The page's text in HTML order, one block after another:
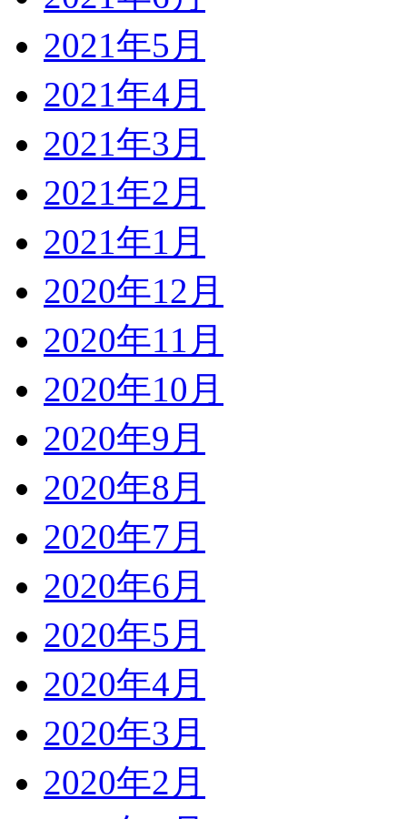
2021年5月
2021年4月
2021年3月
2021年2月
2021年1月
2020年12月
2020年11月
2020年10月
2020年9月
2020年8月
2020年7月
2020年6月
2020年5月
2020年4月
2020年3月
2020年2月